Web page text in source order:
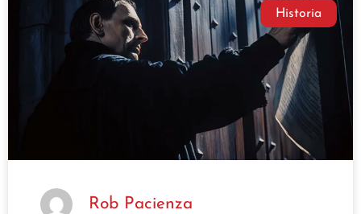
Historia
Rob Pacienza